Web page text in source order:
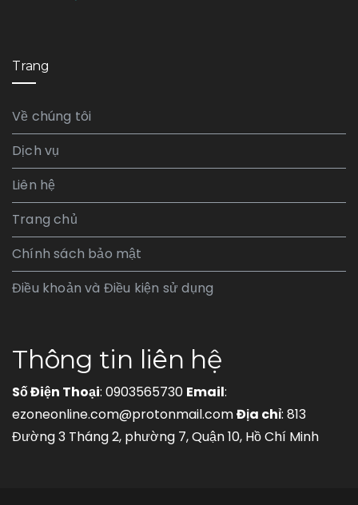
Trang
Về chúng tôi
Dịch vụ
Liên hệ
Trang chủ
Chính sách bảo mật
Điều khoản và Điều kiện sử dụng
Thông tin liên hệ
Số Điện Thoại: 0903565730 Email:
ezoneonline.com@protonmail.comĐịa chỉ: 813
Đường 3 Tháng 2, phường 7, Quận 10, Hồ Chí Minh